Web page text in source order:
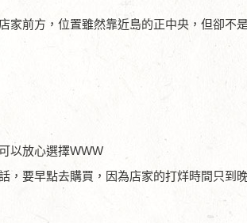
家前方，位置雖然靠近島的正中央，但卻不
以放心選擇WWW
，要早點去購買，因為店家的打烊時間只到